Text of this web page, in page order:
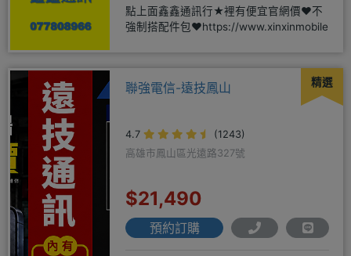
點上面鑫鑫通訊行★裡有便宜官網價❤️不
強制搭配件包❤️https://www.xinxinmobile
精選
聯強電信-遠技鳳山
4.7
(1243)
高雄市鳳山區光遠路327號
$21,490
預約訂購